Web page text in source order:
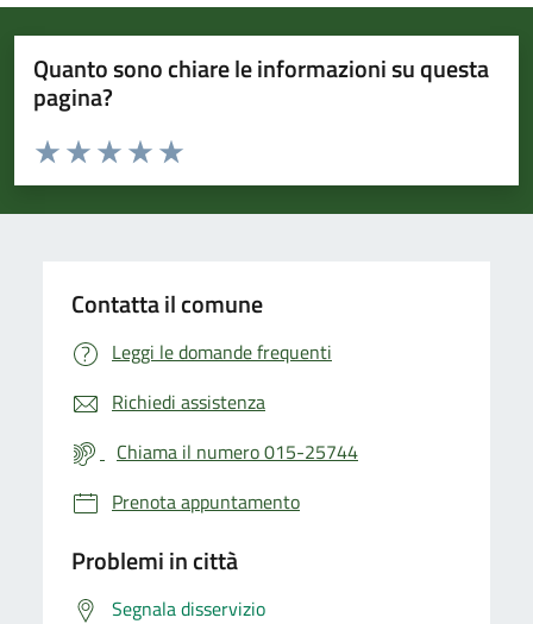
Quanto sono chiare le informazioni su questa
pagina?
Valuta da 1 a 5 stelle la pagina
Valuta 5 stelle su 5
Valuta 4 stelle su 5
Valuta 3 stelle su 5
Valuta 2 stelle su 5
Valuta 1 stelle su 5
Contatta il comune
Leggi le domande frequenti
Richiedi assistenza
Chiama il numero 015-25744
Prenota appuntamento
Problemi in città
Segnala disservizio